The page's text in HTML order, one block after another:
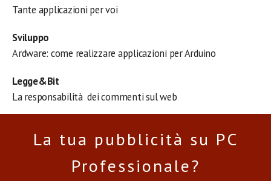
Tante applicazioni per voi
Sviluppo
Ardware: come realizzare applicazioni per Arduino
Legge&Bit
La responsabilità dei commenti sul web
La tua pubblicità su PC
Professionale?